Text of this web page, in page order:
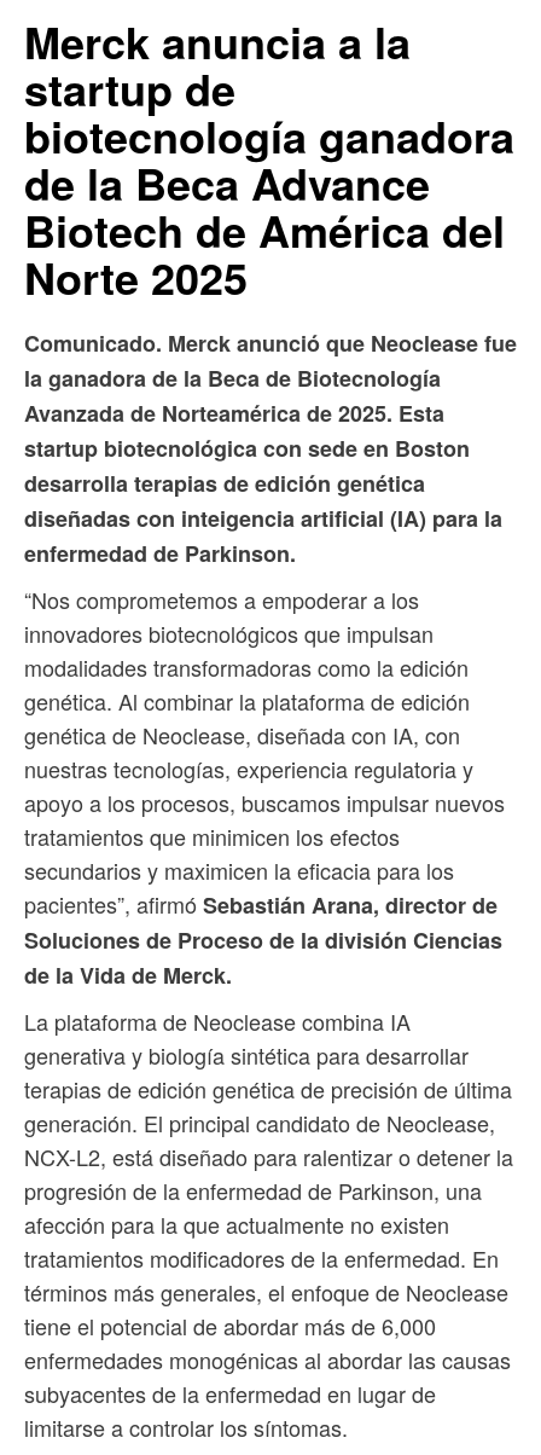
Merck anuncia a la
startup de
biotecnología ganadora
de la Beca Advance
Biotech de América del
Norte 2025
Comunicado. Merck anunció que Neoclease fue
la ganadora de la Beca de Biotecnología
Avanzada de Norteamérica de 2025. Esta
startup biotecnológica con sede en Boston
desarrolla terapias de edición genética
diseñadas con inteigencia artificial (IA) para la
enfermedad de Parkinson.
“Nos comprometemos a empoderar a los
innovadores biotecnológicos que impulsan
modalidades transformadoras como la edición
genética. Al combinar la plataforma de edición
genética de Neoclease, diseñada con IA, con
nuestras tecnologías, experiencia regulatoria y
apoyo a los procesos, buscamos impulsar nuevos
tratamientos que minimicen los efectos
secundarios y maximicen la eficacia para los
pacientes”, afirmó Sebastián Arana, director de
Soluciones de Proceso de la división Ciencias
de la Vida de Merck.
La plataforma de Neoclease combina IA
generativa y biología sintética para desarrollar
terapias de edición genética de precisión de última
generación. El principal candidato de Neoclease,
NCX-L2, está diseñado para ralentizar o detener la
progresión de la enfermedad de Parkinson, una
afección para la que actualmente no existen
tratamientos modificadores de la enfermedad. En
términos más generales, el enfoque de Neoclease
tiene el potencial de abordar más de 6,000
enfermedades monogénicas al abordar las causas
subyacentes de la enfermedad en lugar de
limitarse a controlar los síntomas.